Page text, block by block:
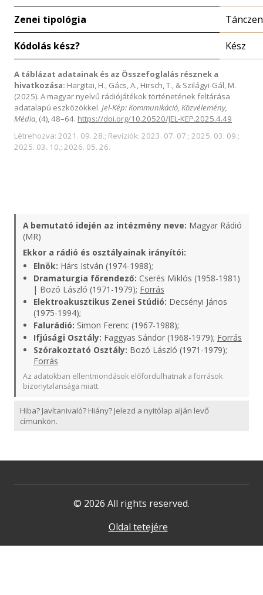
Zenei tipológia
Kódolás kész? Kész
A táblázat adatainak és az Összefoglalás résznek a
hivatkozása: Hargitai, H., Gács, A., Hirsch, T., & Szilágyi-Gál, M.
(2025). A magyar nyelvű rádiójátékok történetének feltárása
adatalapú eszközökkel. Jel-Kép: Kommunikáció, Közvélemény,
Média, (4), 48–64. https://doi.org/10.20520/JEL-KEP.2025.4.49
Létrehozva: 2021. 09. 28.; Revíziók: 2023. 07. 07.; 2025. 03. 09.;
2025. 03. 10.; 2026. 05. 26.
A bemutató idején az intézmény neve: Magyar Rádió
(MR)
Ekkor a rádió és osztályainak irányítói:
Elnök: Hárs István (1974-1988);
Dramaturgia főrendező: Cserés Miklós (1958-1981)
| Bozó László (1971-1979); Forrás
Elektroakusztikus Zenei Stúdió: Decsényi János
(1975-1994);
Falurádió: Simon Ferenc (1967-1988);
Ifjúsági Osztály: Faggyas Sándor (1968-1979); Forrás
Szórakoztató Osztály: Bozó László (1971-1979);
Forrás
Az adatokban ellentmondások előfordulhatnak a források
bizonytalansága miatt.
Hiba? Javítanivaló? Hiány? Jelezd a nyitólap alján levő
címünkön.
© 2026 All rights reserved.
Oldal tetejére